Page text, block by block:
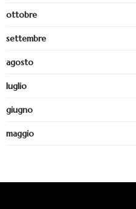
ottobre
settembre
agosto
luglio
giugno
maggio